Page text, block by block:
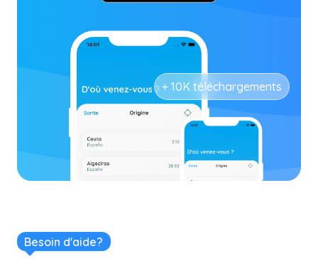
+ 10K téléchargements
Besoin d'aide?